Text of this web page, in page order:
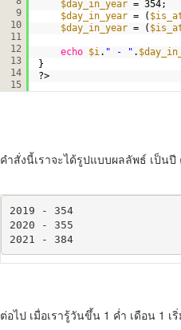
9
10
11
12
13
14
15
$day_in_year = 354;
$day_in_year = (
$day_in_year = (
echo $i. " - " .
}
?>
คำสั่งนี้เราจะได้รูปแบบผลลัพธ์ เป็น
2019 - 354
2020 - 355
2021 - 384
ต่อไป เมื่อเรารู้วันขึ้น 1 ค่ำ เดือน 1